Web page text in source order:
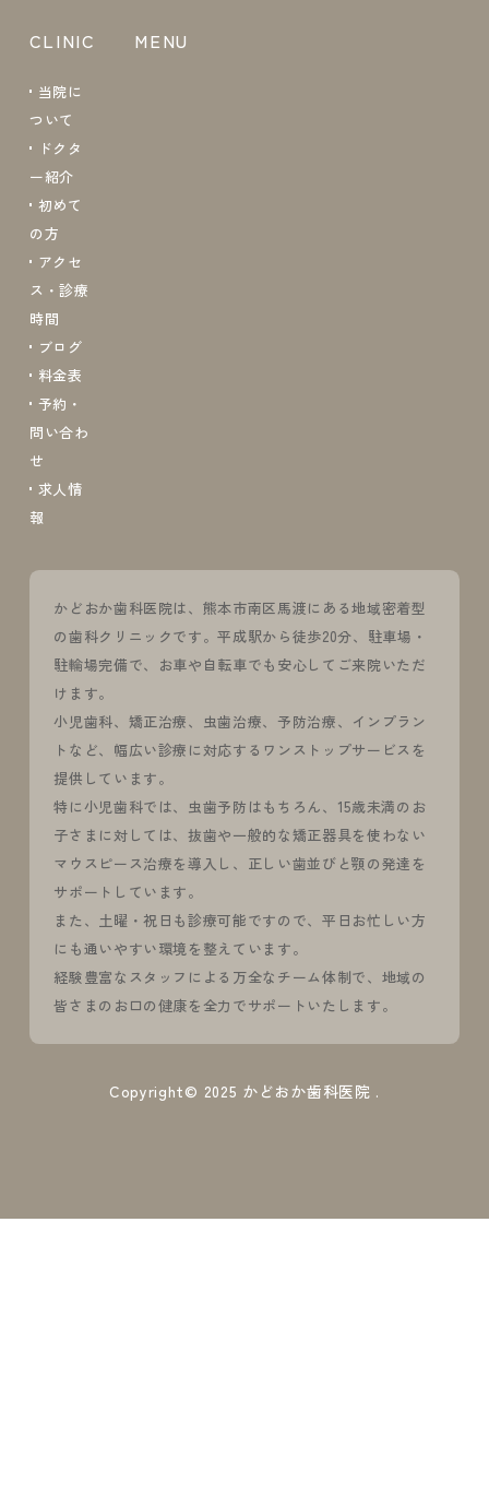
CLINIC
当院に
ついて
ドクタ
ー紹介
初めて
の方
アクセ
ス・診療
時間
ブログ
料金表
予約・
問い合わ
せ
求人情
報
MENU
かどおか歯科医院は、熊本市南区馬渡にある地域密着型
の歯科クリニックです。平成駅から徒歩20分、駐車場・
駐輪場完備で、お車や自転車でも安心してご来院いただ
けます。
小児歯科、矯正治療、虫歯治療、予防治療、インプラン
トなど、幅広い診療に対応するワンストップサービスを
提供しています。
特に小児歯科では、虫歯予防はもちろん、15歳未満のお
子さまに対しては、抜歯や一般的な矯正器具を使わない
マウスピース治療を導入し、正しい歯並びと顎の発達を
サポートしています。
また、土曜・祝日も診療可能ですので、平日お忙しい方
にも通いやすい環境を整えています。
経験豊富なスタッフによる万全なチーム体制で、地域の
皆さまのお口の健康を全力でサポートいたします。
Copyright© 2025 かどおか歯科医院 .